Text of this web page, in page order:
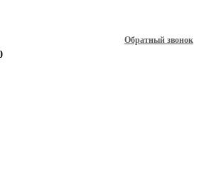
Обратный звонок